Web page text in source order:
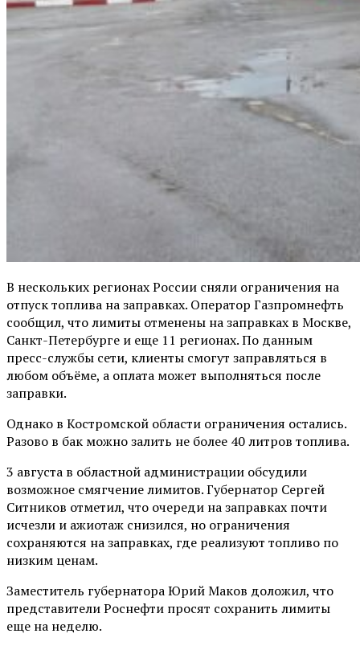
В нескольких регионах России сняли ограничения на
отпуск топлива на заправках. Оператор Газпромнефть
сообщил, что лимиты отменены на заправках в Москве,
Санкт-Петербурге и еще 11 регионах. По данным
пресс-службы сети, клиенты смогут заправляться в
любом объёме, а оплата может выполняться после
заправки.
Однако в Костромской области ограничения остались.
Разово в бак можно залить не более 40 литров топлива.
3 августа в областной администрации обсудили
возможное смягчение лимитов. Губернатор Сергей
Ситников отметил, что очереди на заправках почти
исчезли и ажиотаж снизился, но ограничения
сохраняются на заправках, где реализуют топливо по
низким ценам.
Заместитель губернатора Юрий Маков доложил, что
представители Роснефти просят сохранить лимиты
еще на неделю.